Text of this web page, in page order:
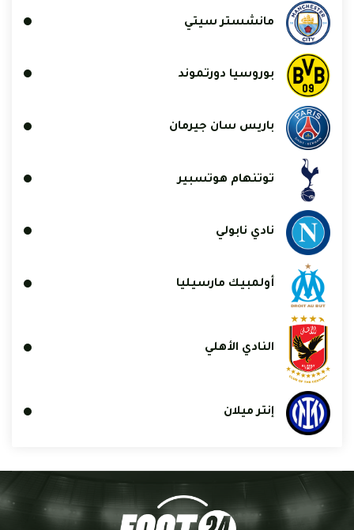
مانشستر سيتي
بوروسيا دورتموند
باريس سان جيرمان
توتنهام هوتسبير
نادي نابولي
أولمبيك مارسيليا
النادي الأهلي
إنتر ميلان